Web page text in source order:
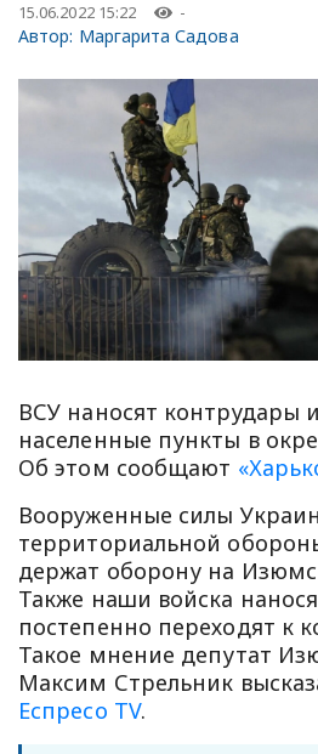
15.06.2022 15:22 -
Автор: Маргарита Садова
ВСУ наносят контрудары
населенные пункты в
Об этом сообщают
Вооруженные силы
территориальной
держат оборону на
Также наши войска
постепенно переходят к
Такое мнение депутат
Максим Стрельник
Еспресо TV.